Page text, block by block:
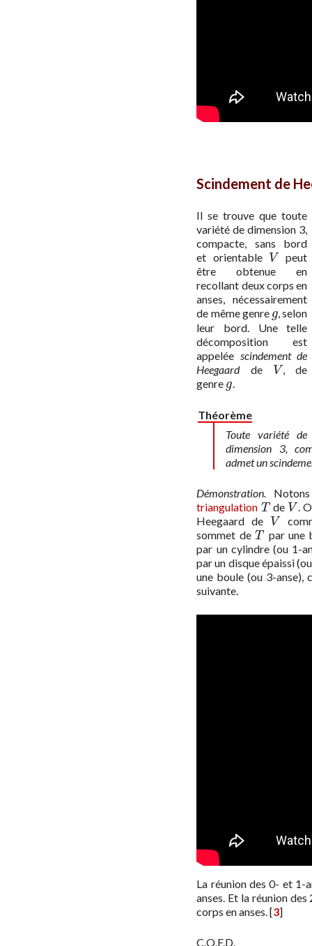
Scindement de
Il se trouve que toute
variété de dimension 3,
compacte, sans bord
et orientable
V
Vpeut
être obtenue en
recollant deux corps en
anses, nécessairement
de même genre g
g, selon
leur bord. Une telle
décomposition est
appelée scindement de
Heegaardde V
V, de
genre g
g.
Théorème
Toute variété de
dimension 3,
admet un
Démonstration.
triangulation T
Tde V
V.
Heegaard de
V
V
sommet deT
T par une
par un cylindre (ou 1-
par un disque épaissi
une boule (ou 3-anse),
suivante.
La réunion des 0- et 1-
anses. Et la réunion
corps en anses.[3]
C.Q.F.D.